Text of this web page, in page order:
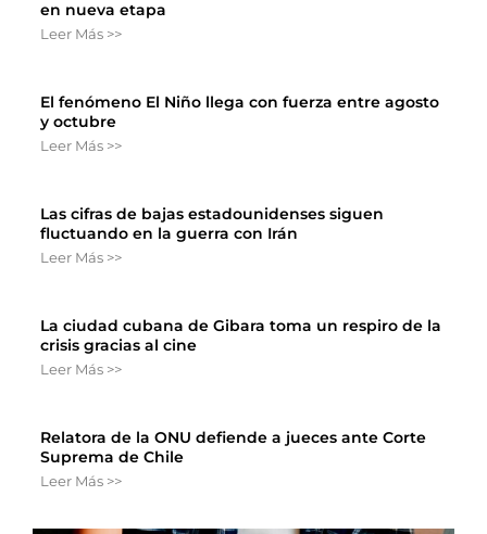
en nueva etapa
Leer Más >>
El fenómeno El Niño llega con fuerza entre agosto
y octubre
Leer Más >>
Las cifras de bajas estadounidenses siguen
fluctuando en la guerra con Irán
Leer Más >>
La ciudad cubana de Gibara toma un respiro de la
crisis gracias al cine
Leer Más >>
Relatora de la ONU defiende a jueces ante Corte
Suprema de Chile
Leer Más >>